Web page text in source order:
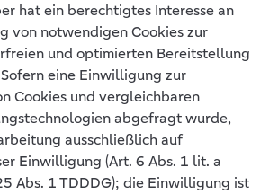
hat ein berechtigtes Interesse an
von notwendigen Cookies zur
und optimierten Bereitstellung
eine Einwilligung zur
Cookies und vergleichbaren
abgefragt wurde,
ausschließlich auf
Einwilligung (Art. 6 Abs. 1 lit. a
Abs. 1 TDDDG); die Einwilligung ist